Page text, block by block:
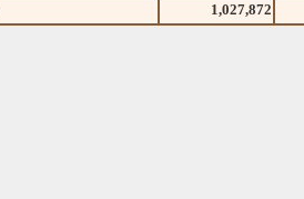
1,027,872